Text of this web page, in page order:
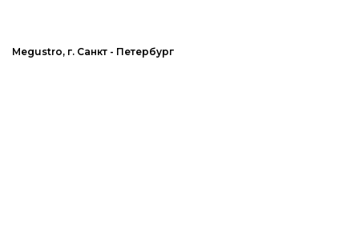
Megustro, г. Санкт - Петербург